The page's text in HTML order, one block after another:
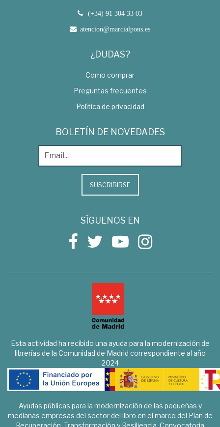
(+34) 91 304 33 03
atencion@marcialpons.es
¿DUDAS?
Como comprar
Preguntas frecuentes
Política de privacidad
BOLETÍN DE NOVEDADES
SUSCRIBIRSE
SÍGUENOS EN
Esta actividad ha recibido una ayuda para la modernización de
librerías de la Comunidad de Madrid correspondiente al año
2024
Ayudas públicas para la modernización de las pequeñas y
medianas empresas del sector del libro en el marco del Plan de
Recuperación, Transformación y Resiliencia. Convocatoria